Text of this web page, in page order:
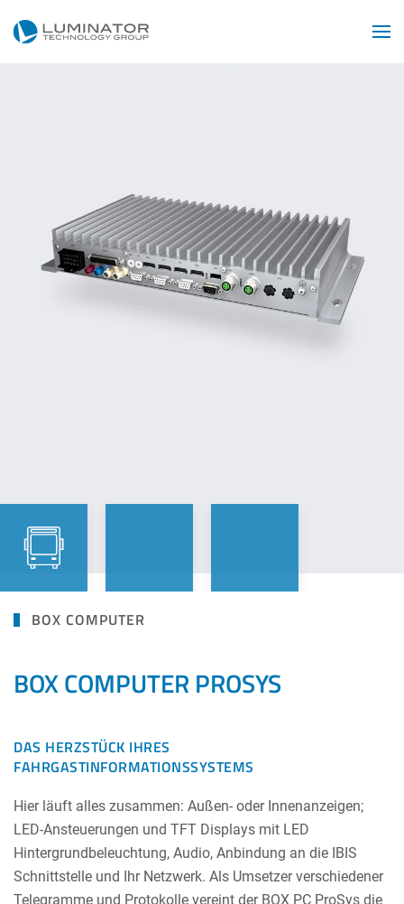
Zum Hauptinhalt springen
BOX COMPUTER
BOX COMPUTER PROSYS
DAS HERZSTÜCK IHRES
FAHRGASTINFORMATIONSSYSTEMS
Hier läuft alles zusammen: Außen- oder Innenanzeigen;
LED-Ansteuerungen und TFT Displays mit LED
Hintergrundbeleuchtung, Audio, Anbindung an die IBIS
Schnittstelle und Ihr Netzwerk. Als Umsetzer verschiedener
Telegramme und Protokolle vereint der BOX PC ProSys die